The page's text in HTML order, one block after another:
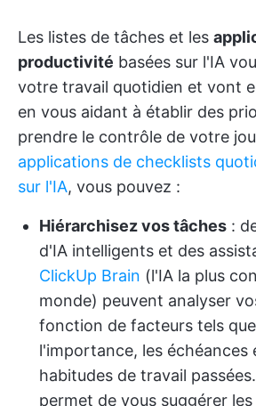
Les listes de tâches et les
productivité basées sur l'IA
votre travail quotidien et vont
en vous aidant à établir des
prendre le contrôle de votre
applications de checklists
sur l'IA, vous pouvez :
Hiérarchisez vos tâches :
d'IA intelligents et des
ClickUp Brain (l'IA la plus
monde) peuvent analyser
fonction de facteurs tels
l'importance, les échéances
habitudes de travail
permet de vous suggérer